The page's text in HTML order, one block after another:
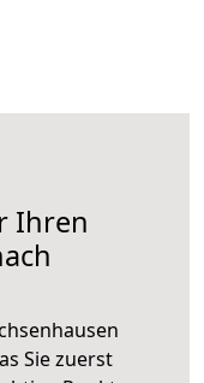
Ihren
Sie zuerst